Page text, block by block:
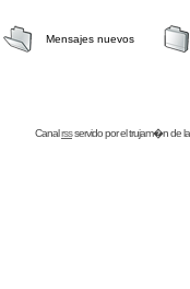
Mensajes nuevos
Canalrssservido por eltrujam�nde